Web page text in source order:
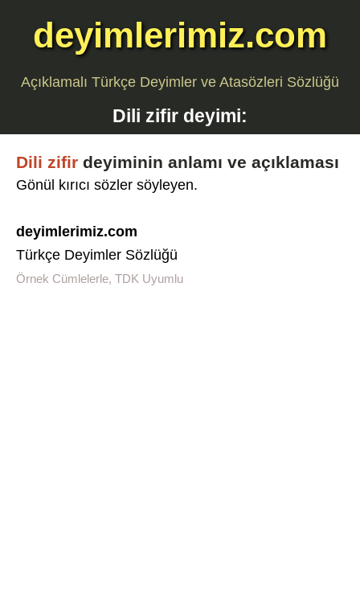
deyimlerimiz.com
Açıklamalı Türkçe Deyimler ve Atasözleri Sözlüğü
Dili zifir deyimi:
Dili zifir deyiminin anlamı ve açıklaması
Gönül kırıcı sözler söyleyen.
deyimlerimiz.com
Türkçe Deyimler Sözlüğü
Örnek Cümlelerle, TDK Uyumlu